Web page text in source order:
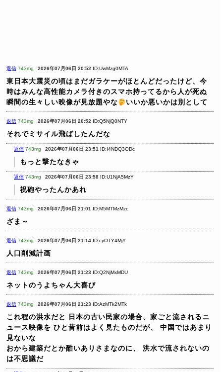
返信 743mg 2026年07月06日 20:52 ID:UwMzg0MTA
東日本大震災の頃はまだガラケーがほとんどだったけど、今
時はみんな高性能カメラ付きのスマホ持ってるから人が死ぬ
瞬間の生々しい映像が見放題やな
いいか悪いかは別として
返信 743mg 2026年07月06日 20:52 ID:Q5NjQ0NTY
それでミサイル飛ばしたんだな
返信 743mg 2026年07月06日 23:51 ID:I4NDQ3ODc
もっと撃たなきゃ
返信 743mg 2026年07月06日 23:58 ID:U1NjA5MzY
祝砲やったんかあれ
返信 743mg 2026年07月06日 21:01 ID:M5MTMzMzc
ざま～
返信 743mg 2026年07月06日 21:14 ID:cyOTY4MjY
人口削減計画
返信 743mg 2026年07月06日 21:23 ID:Q2NjMxMDU
ネットのうよちゃん大喜び
返信 743mg 2026年07月06日 21:23 ID:AzMTk2MTk
これ程の洪水だと
日本の古い民家の場合、家ごと流されるニ
ュース映像を ひと昔前はよく見たものだが、
中国ではあまり
見ないな
おから建築だとか酷いありさまなのに、
洪水で流されないの
は不思議だ